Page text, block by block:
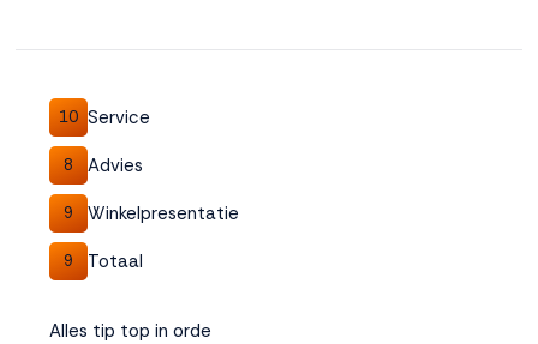
10 Service
8 Advies
9 Winkelpresentatie
9 Totaal
Alles tip top in orde